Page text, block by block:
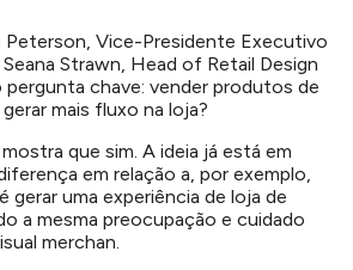
Peterson, Vice-Presidente Executivo
Strawn, Head of Retail Design
pergunta chave: vender produtos de
mais fluxo na loja?
que sim. A ideia já está em
em relação a, por exemplo,
gerar uma experiência de loja de
a mesma preocupação e cuidado
merchan.